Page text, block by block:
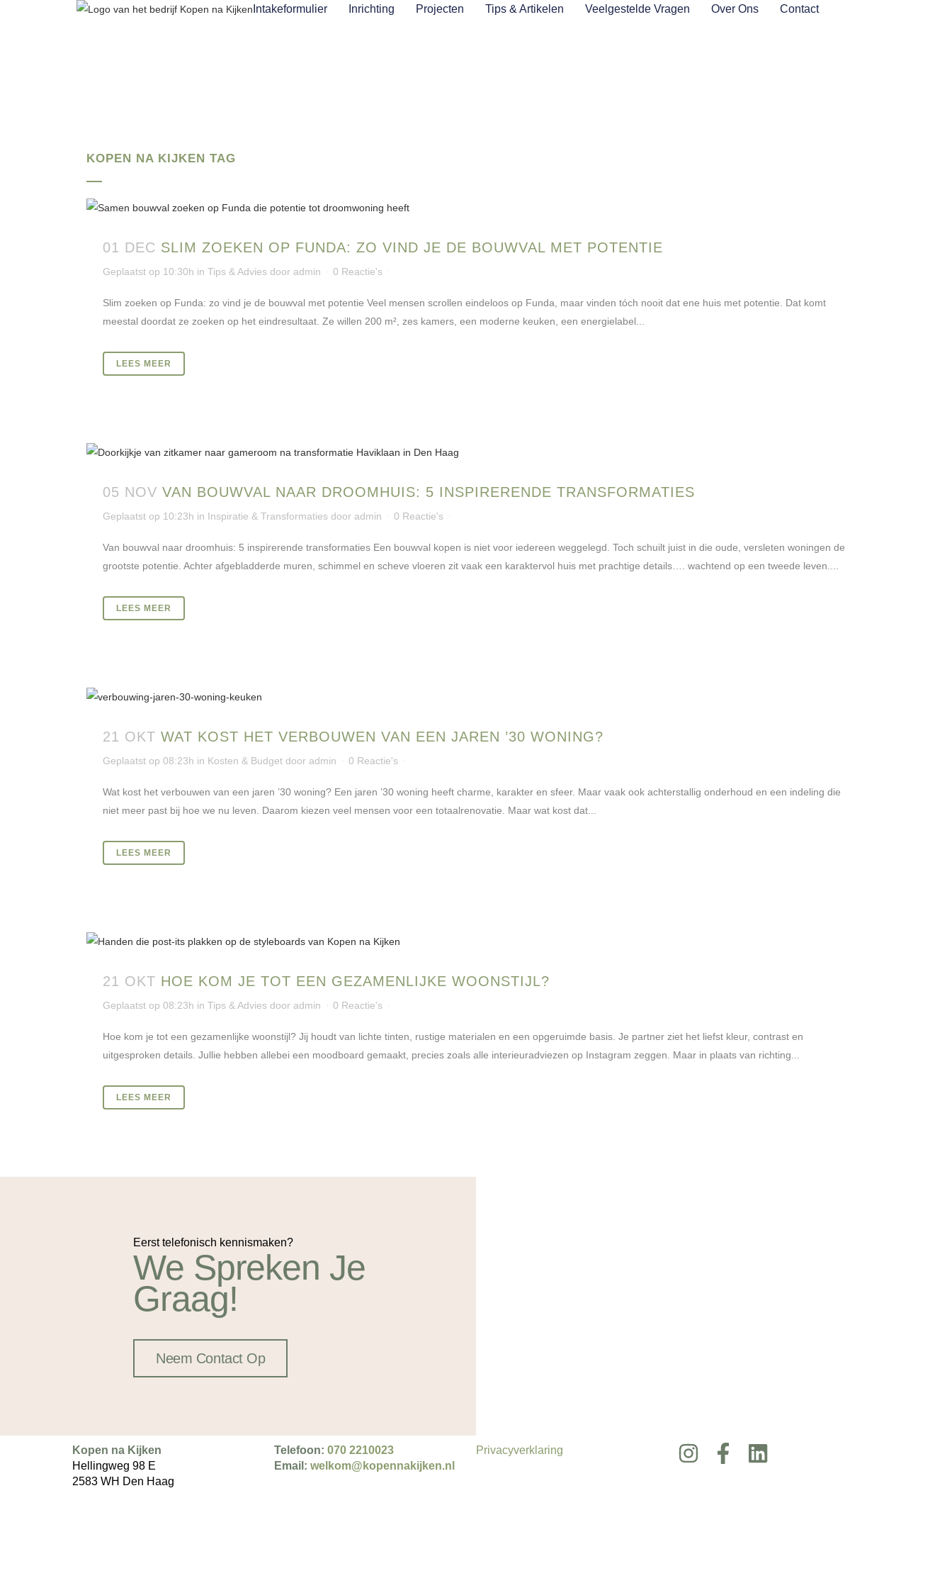
Intakeformulier Inrichting Projecten Tips & Artikelen Veelgestelde Vragen Over Ons Contact
KOPEN NA KIJKEN TAG
01 DEC SLIM ZOEKEN OP FUNDA: ZO VIND JE DE BOUWVAL MET POTENTIE
Geplaatst op 10:30h in Tips & Advies door admin 0 Reactie's
Slim zoeken op Funda: zo vind je de bouwval met potentie Veel mensen scrollen eindeloos op Funda, maar vinden tóch nooit dat ene huis met potentie. Dat komt
meestal doordat ze zoeken op het eindresultaat. Ze willen 200 m², zes kamers, een moderne keuken, een energielabel...
LEES MEER
05 NOV VAN BOUWVAL NAAR DROOMHUIS: 5 INSPIRERENDE TRANSFORMATIES
Geplaatst op 10:23h in Inspiratie & Transformaties door admin 0 Reactie's
Van bouwval naar droomhuis: 5 inspirerende transformaties Een bouwval kopen is niet voor iedereen weggelegd. Toch schuilt juist in die oude, versleten woningen de
grootste potentie. Achter afgebladderde muren, schimmel en scheve vloeren zit vaak een karaktervol huis met prachtige details…. wachtend op een tweede leven....
LEES MEER
21 OKT WAT KOST HET VERBOUWEN VAN EEN JAREN ’30 WONING?
Geplaatst op 08:23h in Kosten & Budget door admin 0 Reactie's
Wat kost het verbouwen van een jaren ’30 woning? Een jaren ’30 woning heeft charme, karakter en sfeer. Maar vaak ook achterstallig onderhoud en een indeling die
niet meer past bij hoe we nu leven. Daarom kiezen veel mensen voor een totaalrenovatie. Maar wat kost dat...
LEES MEER
21 OKT HOE KOM JE TOT EEN GEZAMENLIJKE WOONSTIJL?
Geplaatst op 08:23h in Tips & Advies door admin 0 Reactie's
Hoe kom je tot een gezamenlijke woonstijl? Jij houdt van lichte tinten, rustige materialen en een opgeruimde basis. Je partner ziet het liefst kleur, contrast en
uitgesproken details. Jullie hebben allebei een moodboard gemaakt, precies zoals alle interieuradviezen op Instagram zeggen. Maar in plaats van richting...
LEES MEER
Eerst telefonisch kennismaken?
We Spreken Je
Graag!
Neem Contact Op
Kopen na Kijken
Hellingweg 98 E
2583 WH Den Haag
Telefoon: 070 2210023
Email: welkom@kopennakijken.nl
Privacyverklaring